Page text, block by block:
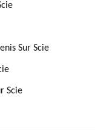
Sur Scie
Scie